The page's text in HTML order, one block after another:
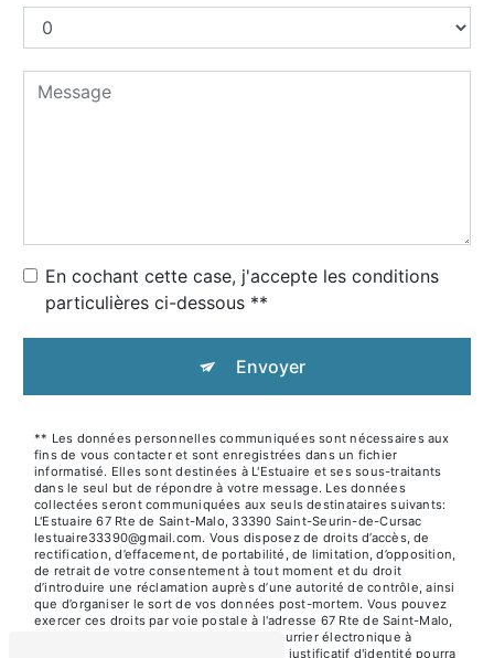
En cochant cette case, j'accepte les conditions
particulières ci-dessous **
Envoyer
** Les données personnelles communiquées sont nécessaires aux
fins de vous contacter et sont enregistrées dans un fichier
informatisé. Elles sont destinées à L'Estuaire et ses sous-traitants
dans le seul but de répondre à votre message. Les données
collectées seront communiquées aux seuls destinataires suivants:
L'Estuaire 67 Rte de Saint-Malo, 33390 Saint-Seurin-de-Cursac
lestuaire33390@gmail.com. Vous disposez de droits d’accès, de
rectification, d’effacement, de portabilité, de limitation, d’opposition,
de retrait de votre consentement à tout moment et du droit
d’introduire une réclamation auprès d’une autorité de contrôle, ainsi
que d’organiser le sort de vos données post-mortem. Vous pouvez
exercer ces droits par voie postale à l'adresse 67 Rte de Saint-Malo,
33390 Saint-Seurin-de-Cursac ou par courrier électronique à
l'adresse lestuaire33390@gmail.com. Un justificatif d'identité pourra